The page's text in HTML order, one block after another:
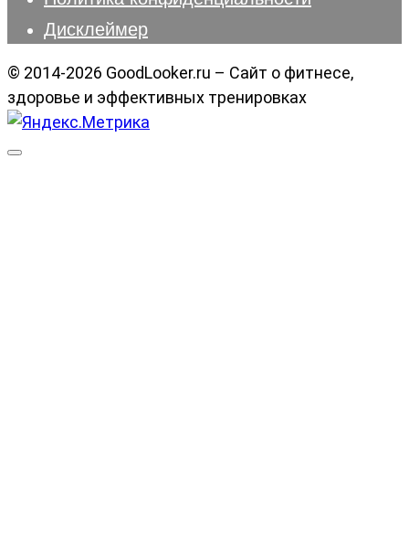
Дисклеймер
© 2014-2026 GoodLooker.ru – Сайт о фитнесе,
здоровье и эффективных тренировках